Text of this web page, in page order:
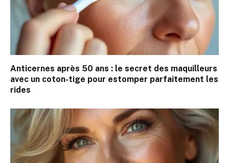
Anticernes après 50 ans : le secret des maquilleurs
avec un coton-tige pour estomper parfaitement les
rides